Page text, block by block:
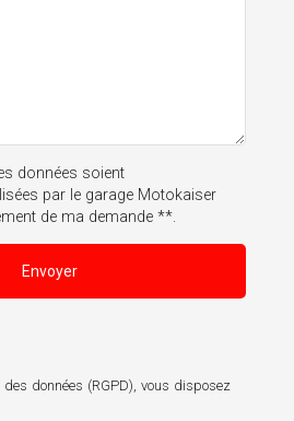
données soient
par le garage Motokaiser
de ma demande **.
Envoyer
données (RGPD), vous disposez